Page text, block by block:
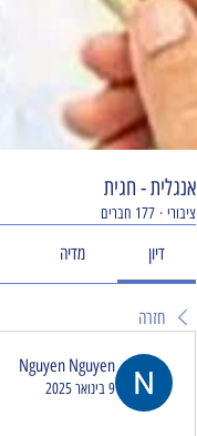
אנגלית - חגית
ציבורי · 177 חברים
דיון מדיה
חזרה
Nguyen Nguyen
9 בינואר 2025